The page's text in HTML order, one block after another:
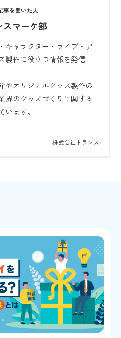
スマーケ部
キャラクター・ライブ・ア
製作に役立つ情報を発信
やオリジナルグッズ製作の
界のグッズづくりに関する
ます。
株式会社トランス